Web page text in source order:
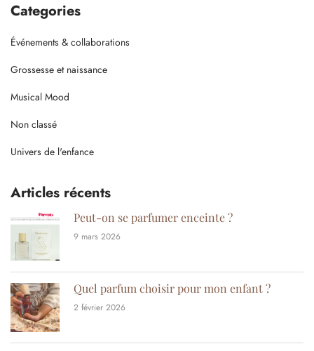
Categories
Événements & collaborations
Grossesse et naissance
Musical Mood
Non classé
Univers de l'enfance
Articles récents
Peut-on se parfumer enceinte ?
9 mars 2026
Quel parfum choisir pour mon enfant ?
2 février 2026